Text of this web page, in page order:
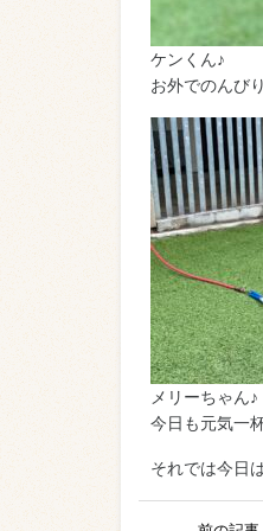
ケンくん♪
お外でのんび
メリーちゃん♪
今日も元気一
それでは今日